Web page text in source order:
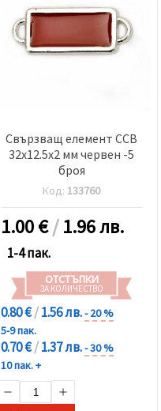
Свързващ елемент CCB
32x12.5x2 мм червен -5
броя
Код: 133760
1.00€/1.96 лв.
1-4 пак.
ОТСТЪПКИ
ЗА КОЛИЧЕСТВО
0.80 €/1.56 лв.- 20 %
5-9 пак.
0.70 €/1.37 лв.- 30 %
10 пак. +